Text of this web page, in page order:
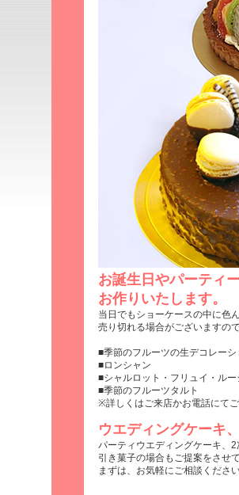
お誕生日やパーティ
お作りいたします。
当日でもショーケースの中に色
売り切れる場合がございますの
■季節のフルーツの生デコレーシ
■ロンシャン
■シャルロット・フリュイ・ルー
■季節のフルーツタルト
※詳しくはご来店かお電話にてご
ウエディングケーキ
パーティウエディングケーキ、
引き菓子の場合もご提案をさせ
まずは、お気軽にご相談ください